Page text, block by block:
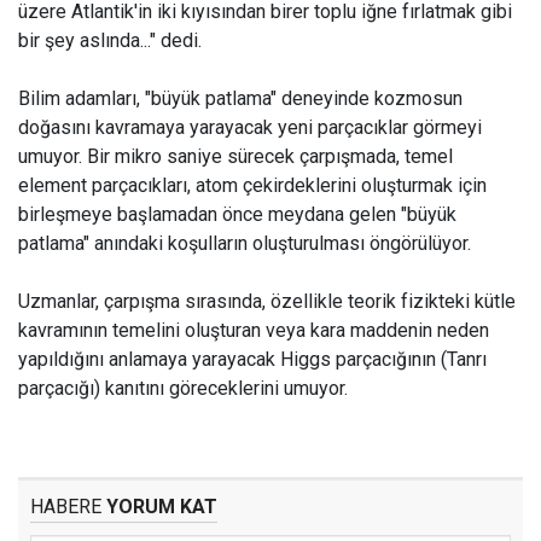
üzere Atlantik'in iki kıyısından birer toplu iğne fırlatmak gibi
bir şey aslında..." dedi.
Bilim adamları, "büyük patlama" deneyinde kozmosun
doğasını kavramaya yarayacak yeni parçacıklar görmeyi
umuyor. Bir mikro saniye sürecek çarpışmada, temel
element parçacıkları, atom çekirdeklerini oluşturmak için
birleşmeye başlamadan önce meydana gelen "büyük
patlama" anındaki koşulların oluşturulması öngörülüyor.
Uzmanlar, çarpışma sırasında, özellikle teorik fizikteki kütle
kavramının temelini oluşturan veya kara maddenin neden
yapıldığını anlamaya yarayacak Higgs parçacığının (Tanrı
parçacığı) kanıtını göreceklerini umuyor.
HABERE YORUM KAT